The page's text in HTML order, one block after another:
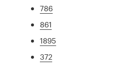
786
861
1895
372